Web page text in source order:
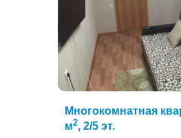
Многокомнатная
м2, 2/5 эт.